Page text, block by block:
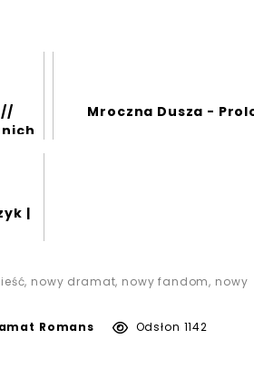
//
nich
Mroczna Dusza -
|
, nowy dramat, nowy fandom, nowy
Romans
Odsłon 1142